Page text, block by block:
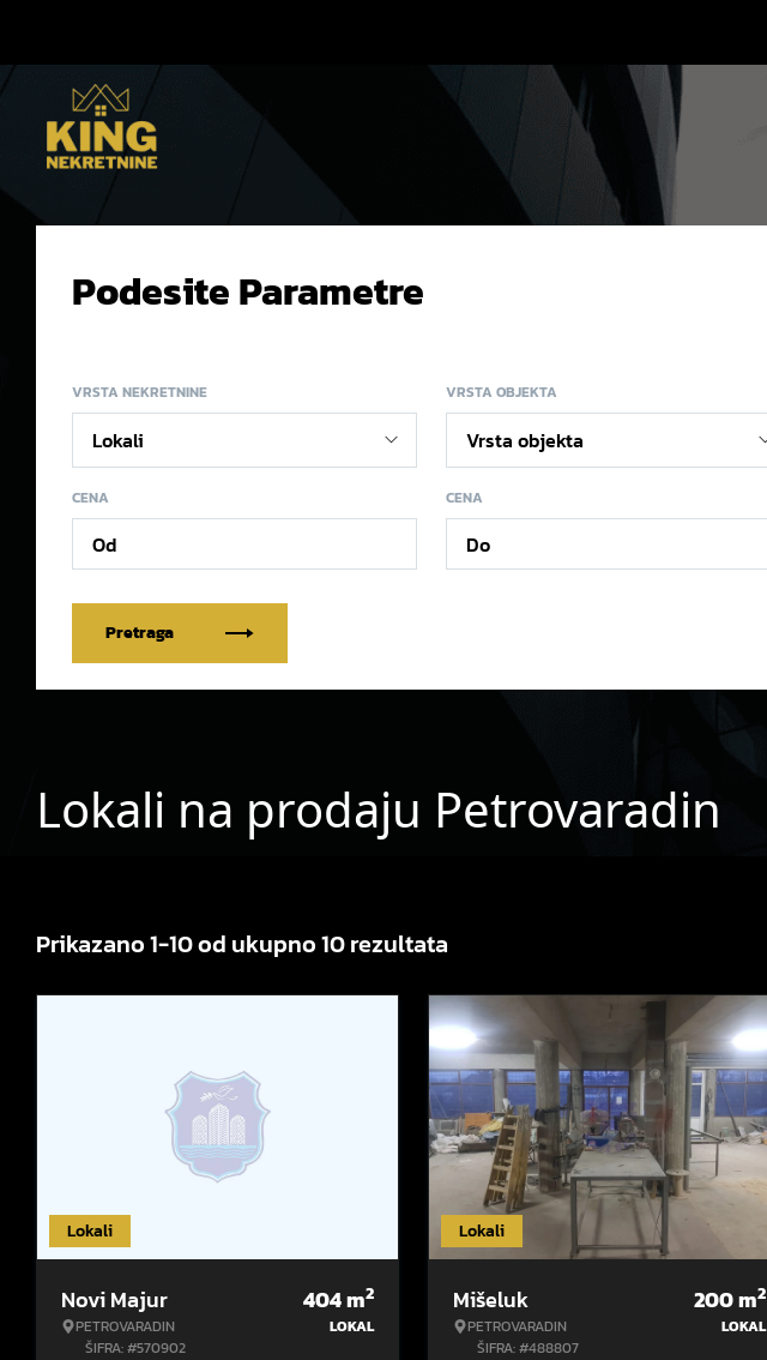
Podesite Parametre
VRSTA NEKRETNINE VRSTA OBJEKTA
CENA CENA
Pretraga
Lokali na prodaju Petrovaradin
Prikazano 1-10 od ukupno 10 rezultata
Lokali
Novi Majur
PETROVARADIN
ŠIFRA: #570902
404m2
LOKAL
Lokali
Mišeluk
PETROVARADIN
ŠIFRA: #488807
200m2
LOKAL